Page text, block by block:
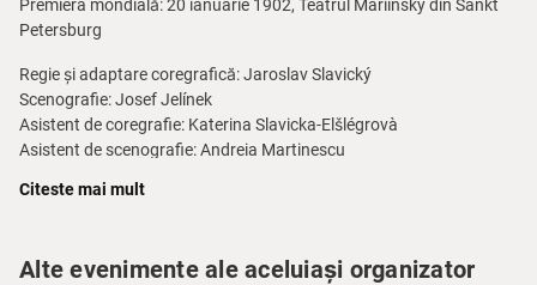
Premiera mondială: 20 ianuarie 1902, Teatrul Mariinsky din Sankt
Petersburg
Regie și adaptare coregrafică: Jaroslav Slavický
Scenografie: Josef Jelínek
Asistent de coregrafie: Katerina Slavicka-Elšlégrovà
Asistent de scenografie: Andreia Martinescu
Kitri – Marina Gaspar Ioniţă(debut)
Citeste mai mult
Alte evenimente ale aceluiași organizator